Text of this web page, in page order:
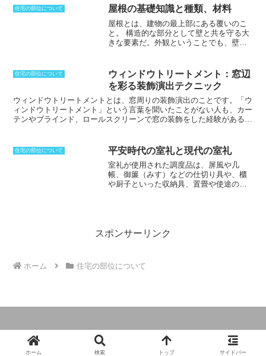
のであり、住宅金融支援機構のフラット
35を利用するためにも必要です。住宅を
購入する際には、適合証明書を必ず取得
するようにしましょう。
れることが多く、I型よりもゆったりと作業スペースを確保すること
ができます。U型
は、シンク、コンロ、冷蔵庫が3辺に配置されたレ
イアウトです。作業スペースが広く、調理がしやすくなりますが、そ
の分、キッチンの面積が大きくなります。II型 は、2列の作業台が向
かい合うレイアウトです。シンクとコンロを別々の作業台に配置する
トです。調理スペースが広く、開放感があり、キッチンの主役となり
は、壁に片側が接した作業台を設置したレイアウ
トです。アイランド型よりも省スペースで、キッチンとダイニングを
一体化させることができます。
住宅の部位について 屋根の基礎知識と種類、材料
屋根とは、建物の最上部にある覆いのこ
と。
構造的な部分として壁と共を守る大
きな要素だ。外観ということでも、壁と
とが一般的であり、かたちによって切妻
や入母屋といった呼び名がある。屋根葺
きに使われる材料として、日本では一般
的な瓦がある他、コロニアルやトタン、
ガルバリウム鋼板といった素材を使用。
材質によって勾配を変えていかなけれ
えるといった目的だけではなく、屋根に
使われている仕上げ材とともに雨漏りを
防ぐ。鉄骨造やコンクリート造では、陸
屋根と呼ばれる平面を用いることが多く
なるため、防水処理をしなければならな
住宅の部位について
ウィンドウトリートメント：窓辺
を彩る装飾演出テクニック
ウィンドウトリートメントとは、窓周りの装飾演出のことです。
「ウ
ィンドウトリートメント」という言葉を聞いたことがない人も、カー
テンやブラインド、ロールスクリーンで窓の装飾をした経験がある人
メントをすることで、
窓やインテリアの雰囲気をガラリと変えること
ができます。また、断熱効果を高めたり、プライバシーを守ったり、
外からの日差しを遮ったりといった、実用的な役割を果たしてくれま
す。ウィンドウトリートメントには、カーテン、ブラインド、ロール
スクリーンのほかにも、シェード、プリーツスクリーン、オーニング
住宅の部位について 平安時代の室礼と現代の室礼
室礼が使用された調度品は、屏風や几
帳、御簾（みす）などの仕切り具や、櫃
や厨子といった収納具、置畳や使途の、
り口や窓を覆うために使用され、櫃や厨
子は、物を収納するために使用されまし
形のクッションです。これらの調度品
ことや装置という意味でも使われていま
の上などの場所に飾り楽しむことも室礼
スポンサーリンク
ホーム 住宅の部位について
© 2024 建築用語と関係法令の説明.
ホーム 検索 トップ サイドバー